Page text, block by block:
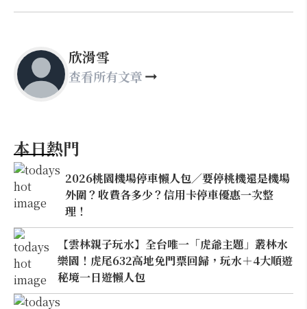
欣滑雪
查看所有文章
本日熱門
2026桃園機場停車懶人包／要停桃機還是機場
外圍？收費各多少？信用卡停車優惠一次整
理！
【雲林親子玩水】全台唯一「虎爺主題」叢林水
樂園！虎尾632高地免門票回歸，玩水＋4大順遊
秘境一日遊懶人包